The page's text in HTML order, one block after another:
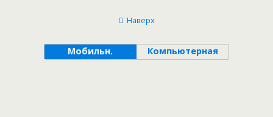
Наверх
Мобильн. Компьютерная